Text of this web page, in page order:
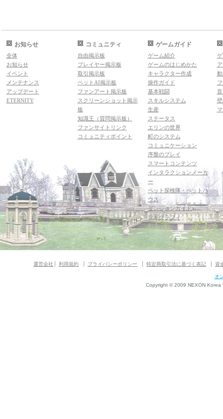
お知らせ
全体
お知らせ
イベント
メンテナンス
アップデート
ETERNITY
コミュニティ
自由掲示板
プレイヤー掲示板
取引掲示板
ペットAI掲示板
ファンアート掲示板
スクリーンショット掲示
板
知識王（質問掲示板）
ファンサイトリンク
コミュニティポイント
ゲームガイド
ゲーム紹介
ゲームのはじめかた
キャラクター作成
操作ガイド
基本戦闘
スキルシステム
生産
ステータス
エリンの世界
町のシステム
コミュニケーション
序盤のプレイ
スマートコンテンツ
インタラクションメーカ
ー
ペット探検隊・ペットハ
ウス
ダンジョンガイド
マギグラフィ
運営会社 利用規約 プライバシーポリシー 特定商取引法に基づく表記 資
オ
Copyright © 2009 NEXON Korea